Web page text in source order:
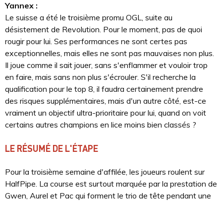
Yannex :
Le suisse a été le troisième promu OGL, suite au
désistement de Revolution. Pour le moment, pas de quoi
rougir pour lui. Ses performances ne sont certes pas
exceptionnelles, mais elles ne sont pas mauvaises non plus.
Il joue comme il sait jouer, sans s'enflammer et vouloir trop
en faire, mais sans non plus s'écrouler. S'il recherche la
qualification pour le top 8, il faudra certainement prendre
des risques supplémentaires, mais d'un autre côté, est-ce
vraiment un objectif ultra-prioritaire pour lui, quand on voit
certains autres champions en lice moins bien classés ?
LE RÉSUMÉ DE L'ÉTAPE
Pour la troisième semaine d'affilée, les joueurs roulent sur
HalfPipe. La course est surtout marquée par la prestation de
Gwen, Aurel et Pac qui forment le trio de tête pendant une